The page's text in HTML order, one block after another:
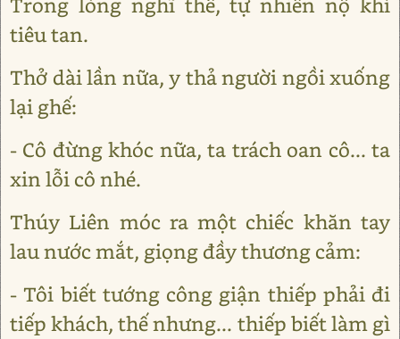
tiêu tan.
Thở dài lần nữa, y thả người ngồi xuống
lại ghế:
- Cô đừng khóc nữa, ta trách oan cô... ta
xin lỗi cô nhé.
Thúy Liên móc ra một chiếc khăn tay
lau nước mắt, giọng đầy thương cảm:
- Tôi biết tướng công giận thiếp phải đi
tiếp khách, thế nhưng... thiếp biết làm gì